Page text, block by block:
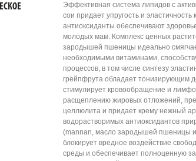
Эффективная система липидов с
сои придает упругость и
антиоксиданты обеспечивают
молодых мам. Комплекс ценных
зародышей пшеницы идеально
необходимыми витаминами,
процессов, в том числе синтезу
грейпфрута обладает тонизирующим
стимулирует кровообращение и
расщеплению жировых отложений,
целлюлита и придает крему нежный
водорастворимых антиоксидантов
(mannan, масло зародышей пшеницы и
блокирует вредное воздействие
среды и обеспечивает полноценную